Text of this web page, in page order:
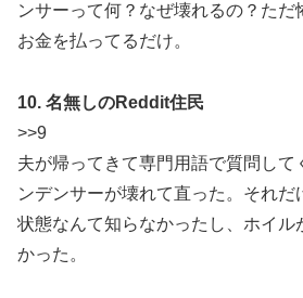
ンサーって何？なぜ壊れるの？ただ
お金を払ってるだけ。
10. 名無しのReddit住民
>>9
夫が帰ってきて専門用語で質問して
ンデンサーが壊れて直った。それ
状態なんて知らなかったし、ホイル
かった。